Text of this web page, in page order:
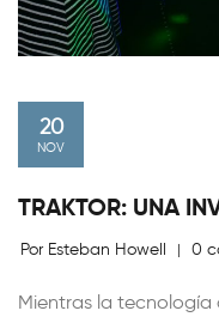
20
NOV
TRAKTOR: UNA
Por Esteban Howell | 0
Mientras la